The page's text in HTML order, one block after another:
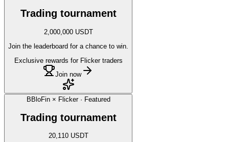
Trading tournament
2,000,000 USDT
Join the leaderboard for a chance to win.
Exclusive rewards for Flicker traders
Join now
B BloFin × Flicker · Featured
Trading tournament
20,110 USDT